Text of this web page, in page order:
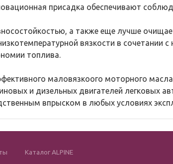
присадка обеспечивают
а также еще лучше
вязкости в сочетании
топлива.
маловязкоого моторного
и дизельных двигателей легковых
впрыском в любых условиях
Каталог ALPINE